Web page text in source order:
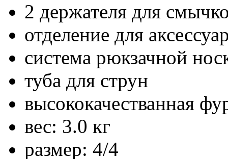
2 держателя для
отделение для
система рюкзачной
туба для струн
высококачестванная
вес: 3.0 кг
размер: 4/4